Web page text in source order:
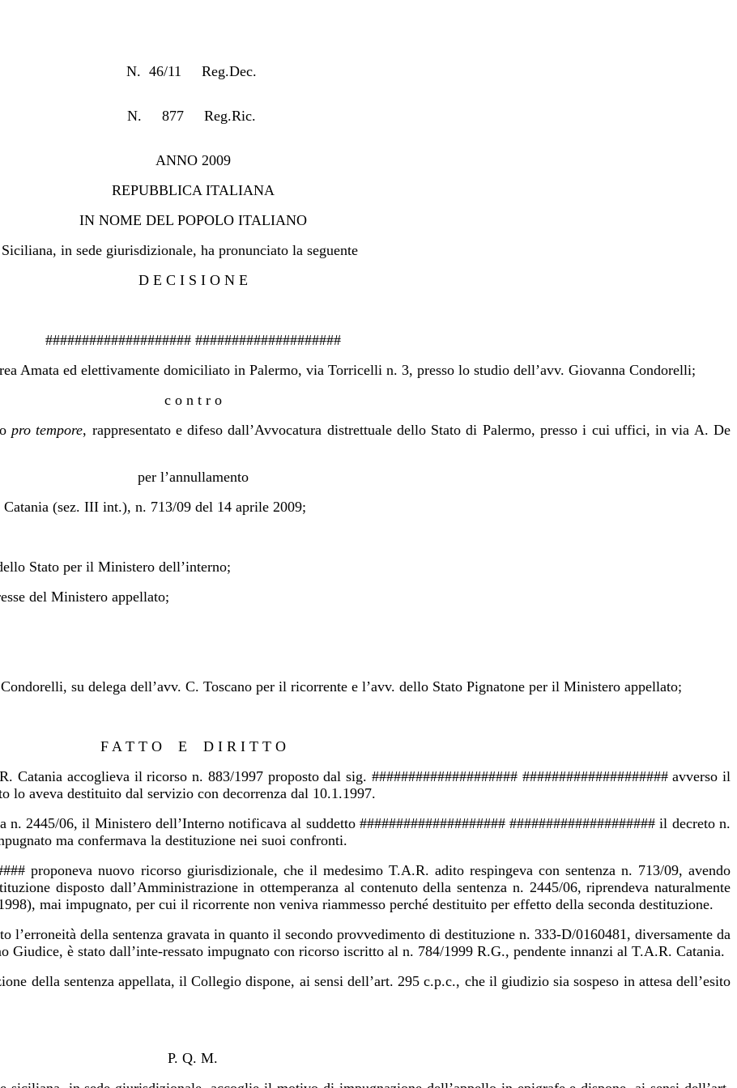
N. 46/11 Reg.Dec.
N. 877 Reg.Ric.
ANNO 2009
REPUBBLICA ITALIANA
IN NOME DEL POPOLO ITALIANO
in sede giurisdizionale, ha pronunciato la seguente
D E C I S I O N E
#################### ####################
Amata ed elettivamente domiciliato in Palermo, via Torricelli n. 3, presso lo studio dell’avv. Giovanna Condorelli;
c o n t r o
pro tempore, rappresentato e difeso dall’Avvocatura distrettuale dello Stato di Palermo, presso i cui uffici, in via A. De
per l’annullamento
(sez. III int.), n. 713/09 del 14 aprile 2009;
Stato per il Ministero dell’interno;
del Ministero appellato;
su delega dell’avv. C. Toscano per il ricorrente e l’avv. dello Stato Pignatone per il Ministero appellato;
F A T T O E D I R I T T O
Catania accoglieva il ricorso n. 883/1997 proposto dal sig. #################### #################### avverso il
lo aveva destituito dal servizio con decorrenza dal 10.1.1997.
n. 2445/06, il Ministero dell’Interno notificava al suddetto #################### #################### il decreto n.
ma confermava la destituzione nei suoi confronti.
proponeva nuovo ricorso giurisdizionale, che il medesimo T.A.R. adito respingeva con sentenza n. 713/09, avendo
disposto dall’Amministrazione in ottemperanza al contenuto della sentenza n. 2445/06, riprendeva naturalmente
mai impugnato, per cui il ricorrente non veniva riammesso perché destituito per effetto della seconda destituzione.
l’erroneità della sentenza gravata in quanto il secondo provvedimento di destituzione n. 333-D/0160481, diversamente da
è stato dall’inte-ressato impugnato con ricorso iscritto al n. 784/1999 R.G., pendente innanzi al T.A.R. Catania.
della sentenza appellata, il Collegio dispone, ai sensi dell’art. 295 c.p.c., che il giudizio sia sospeso in attesa dell’esito
P. Q. M.